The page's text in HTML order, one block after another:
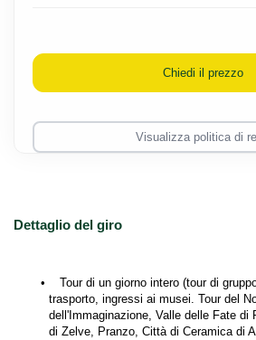
Dettaglio del giro
Tour di un giorno intero (tour di
trasporto, ingressi ai musei. Tour del
dell'Immaginazione, Valle delle Fate di
di Zelve, Pranzo, Città di Ceramica di
Chiedi il prezzo
Visualizza politica di